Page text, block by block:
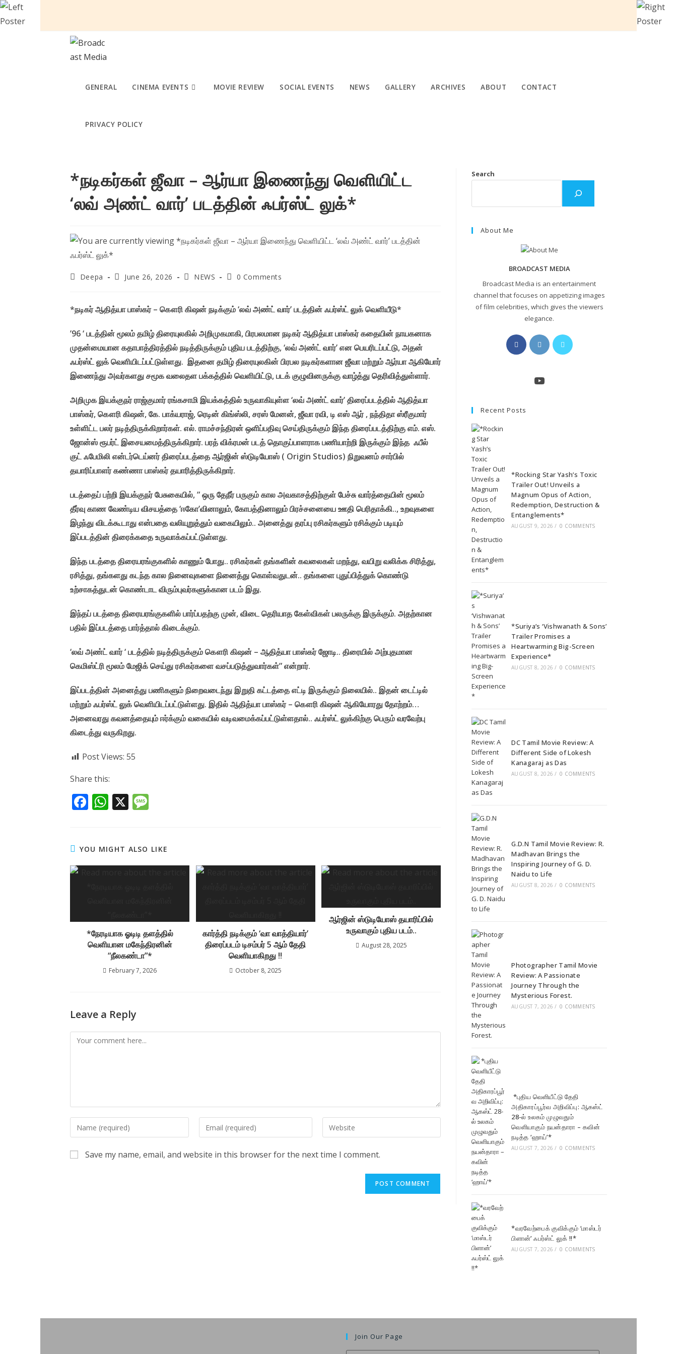
content
GENERAL CINEMA EVENTS MOVIE REVIEW SOCIAL EVENTS NEWS GALLERY ARCHIVES ABOUT CONTACT
PRIVACY POLICY
*நடிகர்கள் ஜீவா – ஆர்யா இணைந்து வெளியிட்ட
‘லவ் அண்ட் வார்’ படத்தின் ஃபர்ஸ்ட் லுக்*
PostDeepa
PostJune 26, 2026
PostNEWS
Post0 Comments
*நடிகர் ஆதித்யா பாஸ்கர் – கௌரி கிஷன் நடிக்கும் ‘லவ் அண்ட் வார்’ படத்தின் ஃபர்ஸ்ட் லுக் வெளியீடு*
’96 ‘ படத்தின் மூலம் தமிழ் திரையுலகில் அறிமுகமாகி, பிரபலமான நடிகர் ஆதித்யா பாஸ்கர் கதையின் நாயகனாக
முதன்மையான கதாபாத்திரத்தில் நடித்திருக்கும் புதிய படத்திற்கு, ‘லவ் அண்ட் வார்’ என பெயரிடப்பட்டு, அதன்
ஃபர்ஸ்ட் லுக் வெளியிடப்பட்டுள்ளது. ‌ இதனை தமிழ் திரையுலகின் பிரபல நடிகர்களான ஜீவா மற்றும் ஆர்யா ஆகியோர்
இணைந்து அவர்களது சமூக வலைதள பக்கத்தில் வெளியிட்டு, படக் குழுவினருக்கு வாழ்த்து தெரிவித்துள்ளார்.
அறிமுக இயக்குநர் ராஜ்குமார் ரங்கசாமி இயக்கத்தில் உருவாகியுள்ள ‘லவ் அண்ட் வார்’ திரைப்படத்தில் ஆதித்யா
பாஸ்கர், கௌரி கிஷன், கே. பாக்யராஜ், ரெடின் கிங்ஸ்லி, சரஸ் மேனன், ஜீவா ரவி, டி எஸ் ஆர் , நந்திதா ஸ்ரீகுமார்
உள்ளிட்ட பலர் நடித்திருக்கிறார்கள். எல். ராமச்சந்திரன் ஒளிப்பதிவு செய்திருக்கும் இந்த திரைப்படத்திற்கு எம். எஸ்.
ஜோன்ஸ் ரூபர்ட் இசையமைத்திருக்கிறார். பரத் விக்ரமன் படத் தொகுப்பாளராக பணியாற்றி இருக்கும் இந்த ஃபீல்
குட் ஃபேமிலி என்டர்டெய்னர் திரைப்படத்தை ஆர்ஜின் ஸ்டுடியோஸ் ( Origin Studios) நிறுவனம் சார்பில்
தயாரிப்பாளர் கண்ணா பாஸ்கர் தயாரித்திருக்கிறார்.
படத்தைப் பற்றி இயக்குநர் பேசுகையில், ” ஒரு தேநீர் பருகும் கால அவகாசத்திற்குள் பேச்சு வார்த்தையின் மூலம்
தீர்வு காண வேண்டிய விசயத்தை ‘ஈகோ’வினாலும், கோபத்தினாலும் பிரச்சனையை ஊதி பெரிதாக்கி.., உறவுகளை
இழந்து விடக்கூடாது என்பதை வலியுறுத்தும் வகையிலும்.. அனைத்து தரப்பு ரசிகர்களும் ரசிக்கும் படியும்
இப்படத்தின் திரைக்கதை உருவாக்கப்பட்டுள்ளது.
இந்த படத்தை திரையரங்குகளில் காணும் போது.. ரசிகர்கள் தங்களின் கவலைகள் மறந்து, வயிறு வலிக்க சிரித்து,
ரசித்து, தங்களது கடந்த கால நினைவுகளை நினைத்து கொள்வதுடன்.. தங்களை புதுப்பித்துக் கொண்டு
உற்சாகத்துடன் கொண்டாட விரும்புவர்களுக்கான படம் இது.
இந்தப் படத்தை திரையரங்குகளில் பார்ப்பதற்கு முன், விடை தெரியாத கேள்விகள் பலருக்கு இருக்கும். அதற்கான
பதில் இப்படத்தை பார்த்தால் கிடைக்கும்.
‘லவ் அண்ட் வார் ‘ படத்தில் நடித்திருக்கும் கௌரி கிஷன் – ஆதித்யா பாஸ்கர் ஜோடி.. திரையில் அற்புதமான
கெமிஸ்ட்ரி மூலம் மேஜிக் செய்து ரசிகர்களை வசப்படுத்துவார்கள்” என்றார்.
இப்படத்தின் அனைத்து பணிகளும் நிறைவடைந்து இறுதி கட்டத்தை எட்டி இருக்கும் நிலையில்.. இதன் டைட்டில்
மற்றும் ஃபர்ஸ்ட் லுக் வெளியிடப்பட்டுள்ளது. இதில் ஆதித்யா பாஸ்கர் – கௌரி கிஷன் ஆகியோரது தோற்றம்…
அனைவரது கவனத்தையும் ஈர்க்கும் வகையில் வடிவமைக்கப்பட்டுள்ளதால்.. ஃபர்ஸ்ட் லுக்கிற்கு பெரும் வரவேற்பு
கிடைத்து வருகிறது.
Post Views: 55
Share this:
F
b
o
W
s
A
X
a
g
YOU MIGHT ALSO LIKE
*நேரடியாக ஓடிடி தளத்தில்
வெளியான மகேந்திரனின்
“நீலகண்டா”*
February 7, 2026
கார்த்தி நடிக்கும் ‘வா வாத்தியார்’
திரைப்படம் டிசம்பர் 5 ஆம் தேதி
வெளியாகிறது !!
October 8, 2025
ஆர்ஜின் ஸ்டுடியோஸ் தயாரிப்பில்
உருவாகும் புதிய படம்..
August 28, 2025
Leave a Reply
Comment
Enter
your
name
or
Enter
your
address
Enter
your
URL
Save my name, email, and website in this browser for the next time I comment.
Search
About Me
BROADCAST MEDIA
Broadcast Media is an entertainment
channel that focuses on appetizing images
of film celebrities, which gives the viewers
elegance.
Opens
in
new
Opens
in
Opens
YouTube
Recent Posts
*Rocking Star Yash’s Toxic
Trailer Out! Unveils a
Magnum Opus of Action,
Redemption, Destruction &
Entanglements*
AUGUST 9, 2026 / 0 COMMENTS
*Suriya’s ‘Vishwanath & Sons’
Trailer Promises a
Heartwarming Big-Screen
Experience*
AUGUST 8, 2026 / 0 COMMENTS
DC Tamil Movie Review: A
Different Side of Lokesh
Kanagaraj as Das
AUGUST 8, 2026 / 0 COMMENTS
G.D.N Tamil Movie Review: R.
Madhavan Brings the
Inspiring Journey of G. D.
Naidu to Life
AUGUST 8, 2026 / 0 COMMENTS
Photographer Tamil Movie
Review: A Passionate
Journey Through the
Mysterious Forest.
AUGUST 7, 2026 / 0 COMMENTS
*புதிய வெளியீட்டு தேதி
அதிகாரப்பூர்வ அறிவிப்பு: ஆகஸ்ட்
28-ல் உலகம் முழுவதும்
வெளியாகும் நயன்தாரா – கவின்
நடித்த ‘ஹாய்’*
AUGUST 7, 2026 / 0 COMMENTS
*வரவேற்பைக் குவிக்கும் ‘மாஸ்டர்
பிளான்’ ஃபர்ஸ்ட் லுக் !!*
AUGUST 7, 2026 / 0 COMMENTS
Join Our Page